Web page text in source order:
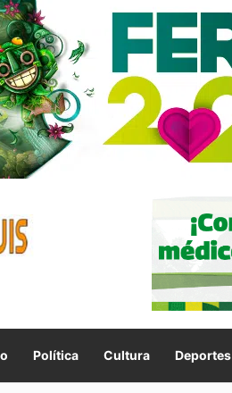
Política Cultura Deportes